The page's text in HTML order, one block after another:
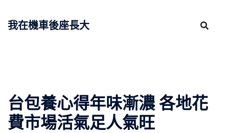
我在機車後座長大
台包養心得年味漸濃 各地花
費市場活氣足人氣旺